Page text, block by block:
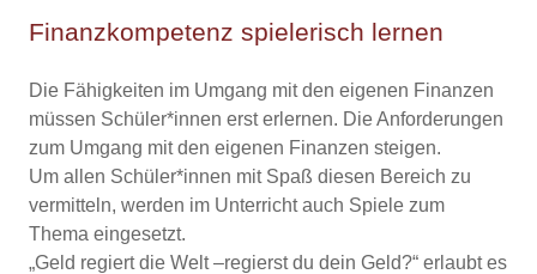
Finanzkompetenz spielerisch lernen
Die Fähigkeiten im Umgang mit den eigenen Finanzen
müssen Schüler*innen erst erlernen. Die Anforderungen
zum Umgang mit den eigenen Finanzen steigen.
Um allen Schüler*innen mit Spaß diesen Bereich zu
vermitteln, werden im Unterricht auch Spiele zum
Thema eingesetzt.
„Geld regiert die Welt –regierst du dein Geld?“ erlaubt es